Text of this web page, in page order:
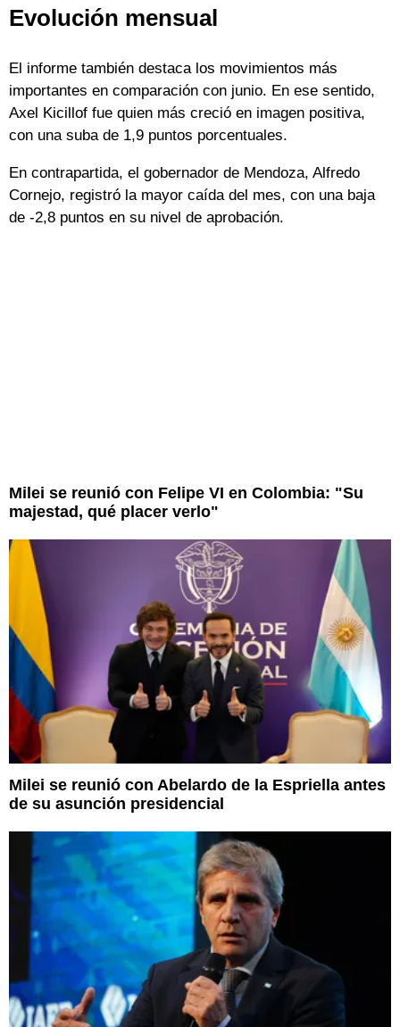
Evolución mensual
El informe también destaca los movimientos más
importantes en comparación con junio. En ese sentido,
Axel Kicillof fue quien más creció en imagen positiva,
con una suba de 1,9 puntos porcentuales.
En contrapartida, el gobernador de Mendoza, Alfredo
Cornejo, registró la mayor caída del mes, con una baja
de -2,8 puntos en su nivel de aprobación.
Milei se reunió con Felipe VI en Colombia: "Su
majestad, qué placer verlo"
Milei se reunió con Abelardo de la Espriella antes
de su asunción presidencial